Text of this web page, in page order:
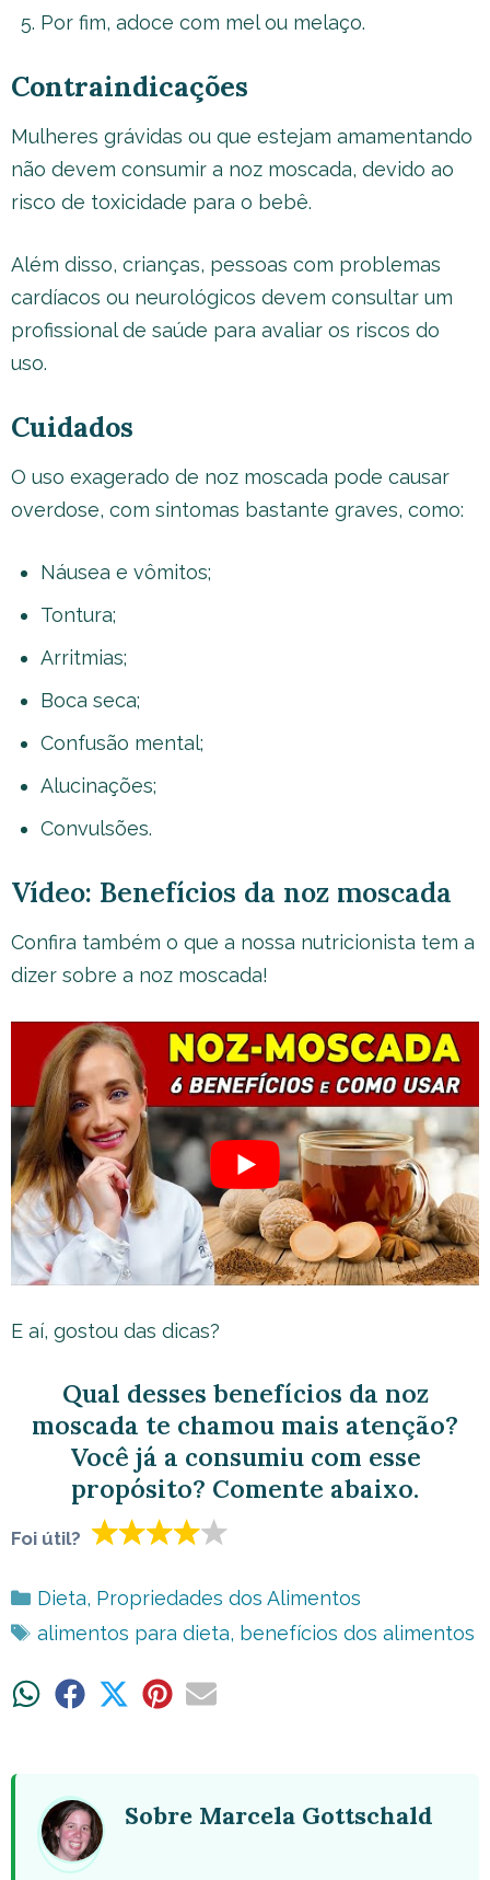
Por fim, adoce com mel ou melaço.
Contraindicações
Mulheres grávidas ou que estejam amamentando
não devem consumir a noz moscada, devido ao
risco de toxicidade para o bebê.
Além disso, crianças, pessoas com problemas
cardíacos ou neurológicos devem consultar um
profissional de saúde para avaliar os riscos do
uso.
Cuidados
O uso exagerado de noz moscada pode causar
overdose, com sintomas bastante graves, como:
Náusea e vômitos;
Tontura;
Arritmias;
Boca seca;
Confusão mental;
Alucinações;
Convulsões.
Vídeo: Benefícios da noz moscada
Confira também o que a nossa nutricionista tem a
dizer sobre a noz moscada!
E aí, gostou das dicas?
Qual desses benefícios da noz
moscada te chamou mais atenção?
Você já a consumiu com esse
propósito? Comente abaixo.
Foi útil?
Categorias
Dieta, Propriedades dos Alimentos
Tags
alimentos para dieta, benefícios dos alimentos
ShareShare ShareShareShare
Sobre Marcela Gottschald